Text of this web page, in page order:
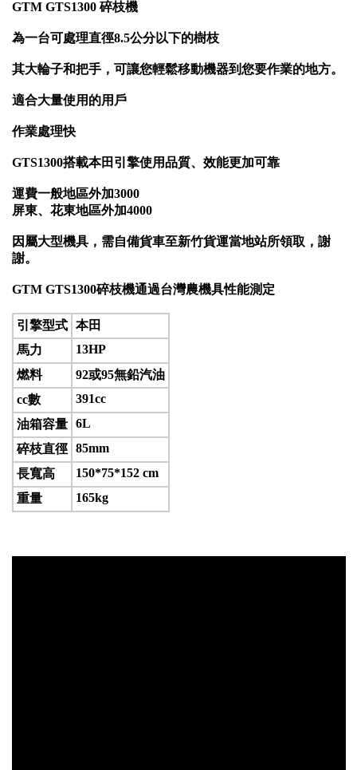
GTM GTS1300 碎枝機
為一台可處理直徑8.5公分以下的樹枝
其大輪子和把手，可讓您輕鬆移動機器到您要作業的地方。
適合大量使用的用戶
作業處理快
GTS1300搭載本田引擎使用品質、效能更加可靠
運費一般地區外加3000
屏東、花東地區外加4000
因屬大型機具，需自備貨車至新竹貨運當地站所領取，謝
謝。
GTM GTS1300碎枝機通過台灣農機具性能測定
引擎型式
本田
馬力
13HP
燃料
92或95無鉛汽油
cc數
391cc
油箱容量
6L
碎枝直徑
85mm
長寬高
150*75*152 cm
重量
165kg